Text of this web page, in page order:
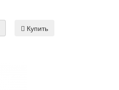
Купить